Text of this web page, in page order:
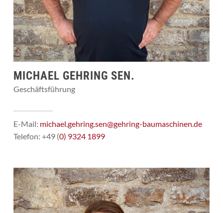
MICHAEL GEHRING SEN.
Geschäftsführung
E-Mail: michael.gehring.sen@gehring-baumaschinen.de
Telefon: +49 (0) 9324 1899